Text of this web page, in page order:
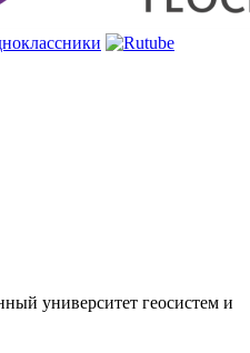
университет геосистем и